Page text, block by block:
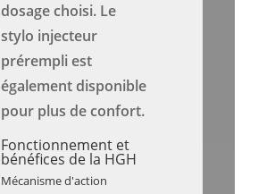
dosage choisi. Le
stylo injecteur
prérempli est
également disponible
pour plus de confort.
Fonctionnement et
bénéfices de la HGH
Mécanisme d'action